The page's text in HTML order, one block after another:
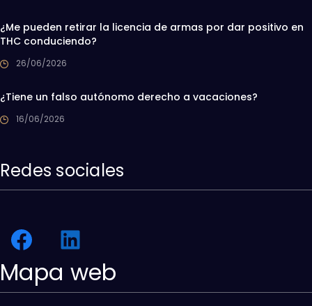
¿Me pueden retirar la licencia de armas por dar positivo en
THC conduciendo?
26/06/2026
¿Tiene un falso autónomo derecho a vacaciones?
16/06/2026
Redes sociales
Mapa web